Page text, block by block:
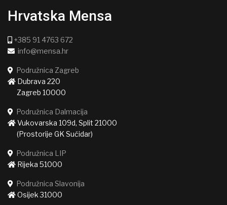
Hrvatska Mensa
+385 91 4763 672
info@mensa.hr
Podružnica Zagreb
Dubrava 220
Zagreb 10000
Podružnica Dalmacija
Vukovarska 109d, Split 21000
(Prostorije GK Sućidar)
Podružnica LIP
Rijeka 51000
Podružnica Slavonija
Osijek 31000